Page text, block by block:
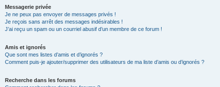
Messagerie privée
Je ne peux pas envoyer de messages privés !
Je reçois sans arrêt des messages indésirables !
J’ai reçu un spam ou un courriel abusif d’un membre de ce forum !
Amis et ignorés
Que sont mes listes d’amis et d’ignorés ?
Comment puis-je ajouter/supprimer des utilisateurs de ma liste d’amis ou d’ignorés ?
Recherche dans les forums